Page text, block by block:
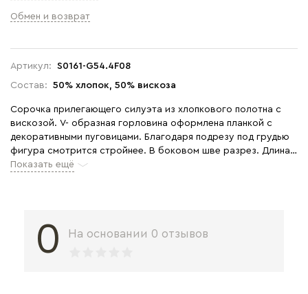
Артикул:
S0161-G54.4F08
Состав:
50% хлопок, 50% вискоза
Сорочка прилегающего силуэта из хлопкового полотна с
вискозой. V- образная горловина оформлена планкой с
декоративными пуговицами. Благодаря подрезу под грудью
фигура смотрится стройнее. В боковом шве разрез. Длина
изделия ниже колена. Рост модели на фото 178 см.
Показать ещё
Обмен и возврат
0 На основании 0 отзывов